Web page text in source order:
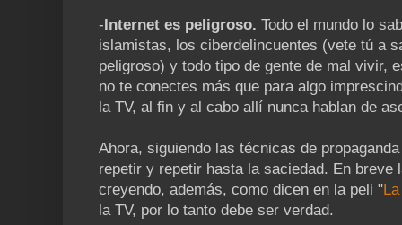
-Internet es peligroso. Todo el mundo lo
islamistas, los ciberdelincuentes (vete tú a
peligroso) y todo tipo de gente de mal vivir,
no te conectes más que para algo
la TV, al fin y al cabo allí nunca hablan de
Ahora, siguiendo las técnicas de
repetir y repetir hasta la saciedad. En breve
creyendo, además, como dicen en la peli "
la TV, por lo tanto debe ser verdad.